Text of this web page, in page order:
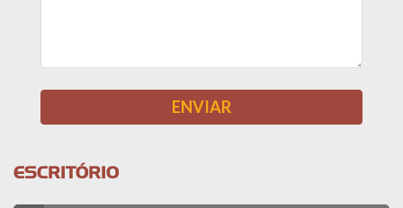
ESCRITÓRIO